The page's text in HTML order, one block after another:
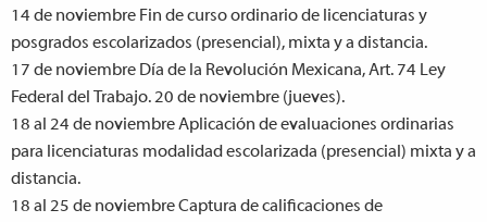
14 de noviembre Fin de curso ordinario de licenciaturas y
posgrados escolarizados (presencial), mixta y a distancia.
17 de noviembre Día de la Revolución Mexicana, Art. 74 Ley
Federal del Trabajo. 20 de noviembre (jueves).
18 al 24 de noviembreAplicación de evaluaciones ordinarias
para licenciaturas modalidad escolarizada (presencial) mixta y a
distancia.
18 al 25 de noviembreCaptura de calificaciones de